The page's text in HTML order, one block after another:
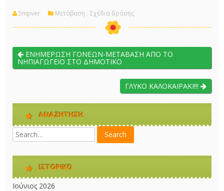
5nipver Μετάβαση , Σχέδια δράσης
ΕΝΗΜΕΡΩΣΗ ΓΟΝΕΩΝ-ΜΕΤΑΒΑΣΗ ΑΠΟ ΤΟ
ΝΗΠΙΑΓΩΓΕΙΟ ΣΤΟ ΔΗΜΟΤΙΚΟ
ΓΛΥΚΟ ΚΑΛΟΚΑΙΡΑΚΙ!!!
ΑΝΑΖΉΤΗΣΗ
ΙΣΤΟΡΙΚΌ
Ιούνιος 2026